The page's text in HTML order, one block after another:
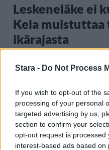
Stara - Do Not Process
If you wish to opt-out of the
processing of your personal
targeted advertising by us,
section to confirm your
opt-out request is processed
interest-based ads based
Leskeneläke ei
Kela muistuttaa
ikärajasta
2